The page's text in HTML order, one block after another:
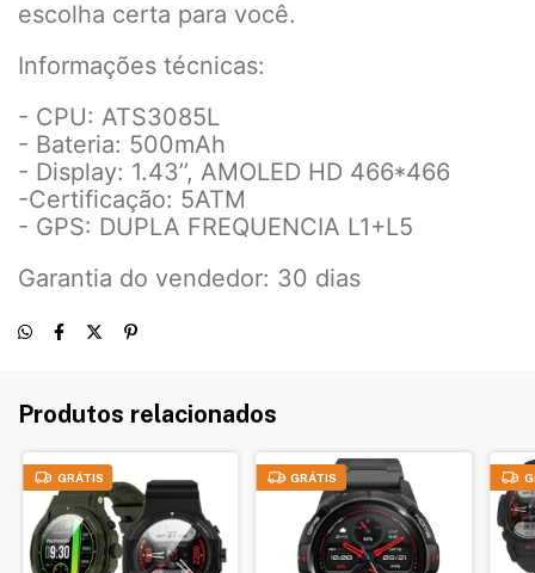
escolha certa para você.
Informações técnicas:
- CPU: ATS3085L
- Bateria: 500mAh
- Display: 1.43’’, AMOLED HD 466*466
-Certificação: 5ATM
- GPS: DUPLA FREQUENCIA L1+L5
Garantia do vendedor: 30 dias
Produtos relacionados
GRÁTIS GRÁTIS